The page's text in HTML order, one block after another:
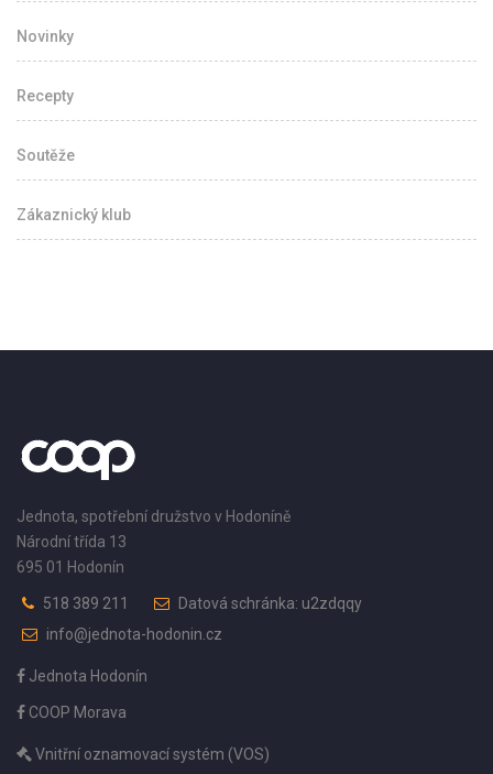
Novinky
Recepty
Soutěže
Zákaznický klub
Jednota, spotřební družstvo v Hodoníně
Národní třída 13
695 01 Hodonín
518 389 211
Datová schránka: u2zdqqy
info@jednota-hodonin.cz
Jednota Hodonín
COOP Morava
Vnitřní oznamovací systém (VOS)